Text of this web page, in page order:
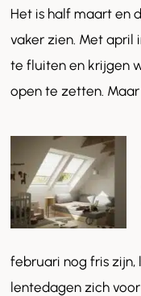
Het is half maart en
vaker zien. Met april
te fluiten en krijgen
open te zetten. Maar
februari nog fris
lentedagen zich